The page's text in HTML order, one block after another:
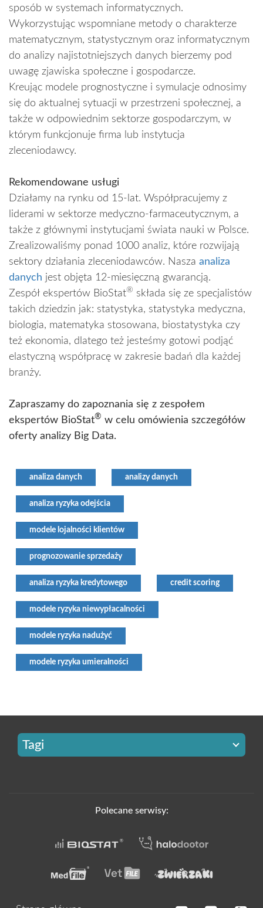
sposób w systemach informatycznych.
Wykorzystując wspomniane metody o charakterze
matematycznym, statystycznym oraz informatycznym
do analizy najistotniejszych danych bierzemy pod
uwagę zjawiska społeczne i gospodarcze.
Kreując modele prognostyczne i symulacje odnosimy
się do aktualnej sytuacji w przestrzeni społecznej, a
także w odpowiednim sektorze gospodarczym, w
którym funkcjonuje firma lub instytucja
zleceniodawcy.
Rekomendowane usługi
Działamy na rynku od 15-lat. Współpracujemy z
liderami w sektorze medyczno-farmaceutycznym, a
także z głównymi instytucjami świata nauki w Polsce.
Zrealizowaliśmy ponad 1000 analiz, które rozwijają
sektory działania zleceniodawców. Nasza analiza
danych jest objęta 12-miesięczną gwarancją.
Zespół ekspertów BioStat® składa się ze specjalistów
takich dziedzin jak: statystyka, statystyka medyczna,
biologia, matematyka stosowana, biostatystyka czy
też ekonomia, dlatego też jesteśmy gotowi podjąć
elastyczną współpracę w zakresie badań dla każdej
branży.
Zapraszamy do zapoznania się z zespołem
ekspertów BioStat® w celu omówienia szczegółów
oferty analizy Big Data.
analiza danych analizy danych
analiza ryzyka odejścia
modele lojalności klientów
prognozowanie sprzedaży
analiza ryzyka kredytowego credit scoring
modele ryzyka niewypłacalności
modele ryzyka nadużyć
modele ryzyka umieralności
Tagi
Polecane serwisy: